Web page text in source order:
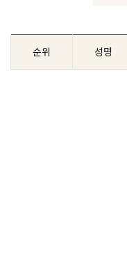
순위 성명